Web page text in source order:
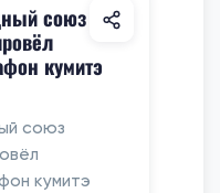
союз
кумитэ
союз
кумитэ